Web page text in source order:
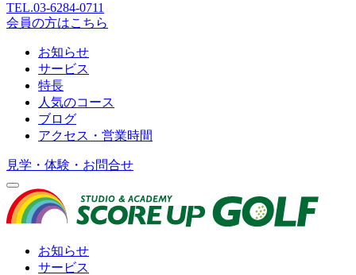
TEL.03-6284-0711
会員の方はこちら
お知らせ
サービス
特長
人気のコース
ブログ
アクセス・営業時間
見学・体験・お問合せ
お知らせ
サービス